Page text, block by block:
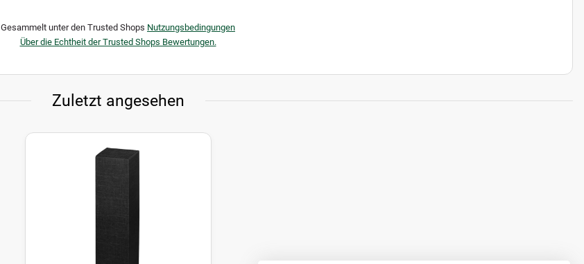
Gesammelt unter den Trusted Shops Nutzungsbedingungen
Über die Echtheit der Trusted Shops Bewertungen.
Zuletzt angesehen